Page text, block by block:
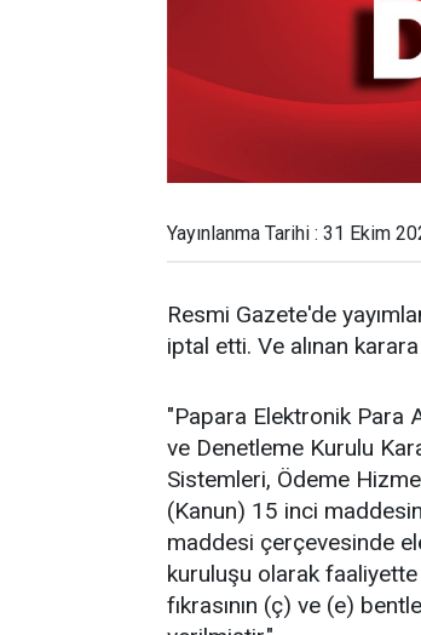
Yayınlanma Tarihi : 31 Ekim
Resmi Gazete'de
iptal etti. Ve alınan
"Papara Elektronik Para
ve Denetleme Kurulu
Sistemleri, Ödeme
(Kanun) 15 inci
maddesi çerçevesinde
kuruluşu olarak
fıkrasının (ç) ve (e)